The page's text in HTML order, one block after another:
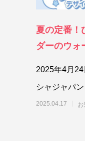
夏の定番！
ダーのウォ
2025年4月
シャジャパ
る、韓国コス
2025.04.17 お